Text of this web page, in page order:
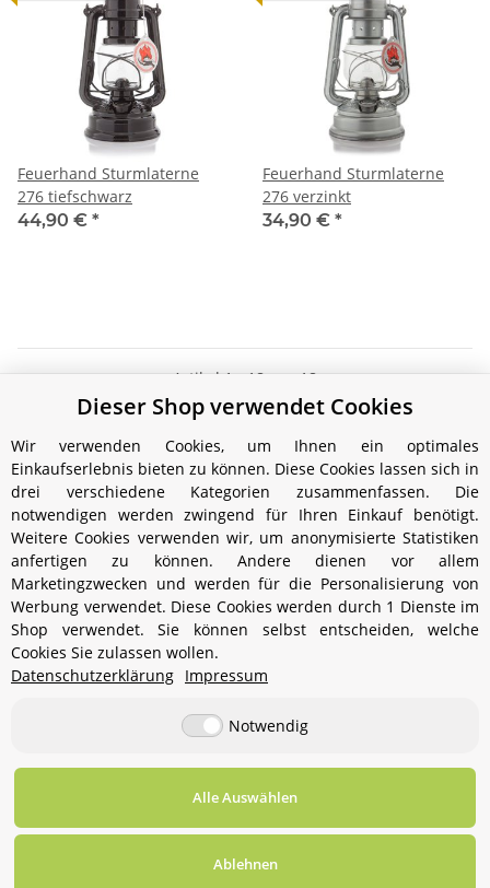
Feuerhand Sturmlaterne
276 tiefschwarz
44,90 € *
Feuerhand Sturmlaterne
276 verzinkt
34,90 € *
Artikel 1 - 18 von 18
Kategorien
Informationen
Gesetzliche Informationen
Vertrag widerrufen
Dieser Shop verwendet Cookies
Wir verwenden Cookies, um Ihnen ein optimales
Einkaufserlebnis bieten zu können. Diese Cookies lassen sich in
drei verschiedene Kategorien zusammenfassen. Die
notwendigen werden zwingend für Ihren Einkauf benötigt.
Weitere Cookies verwenden wir, um anonymisierte Statistiken
anfertigen zu können. Andere dienen vor allem
Marketingzwecken und werden für die Personalisierung von
Werbung verwendet. Diese Cookies werden durch 1 Dienste im
Shop verwendet. Sie können selbst entscheiden, welche
Cookies Sie zulassen wollen.
Datenschutzerklärung Impressum
Notwendig
Alle Auswählen
Ablehnen